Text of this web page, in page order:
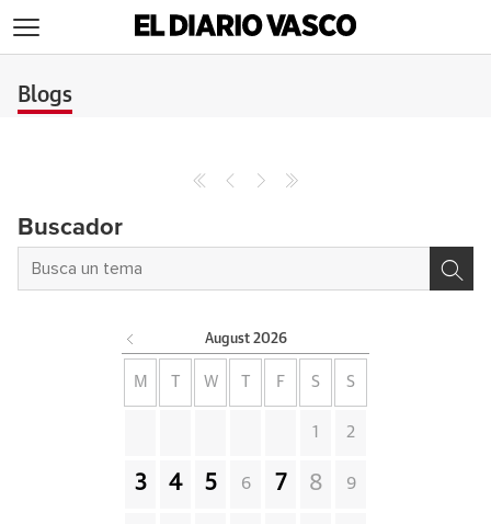
Blogs
Buscador
August 2026
M W F S S
1 2
3 4 5 6 7 8 9